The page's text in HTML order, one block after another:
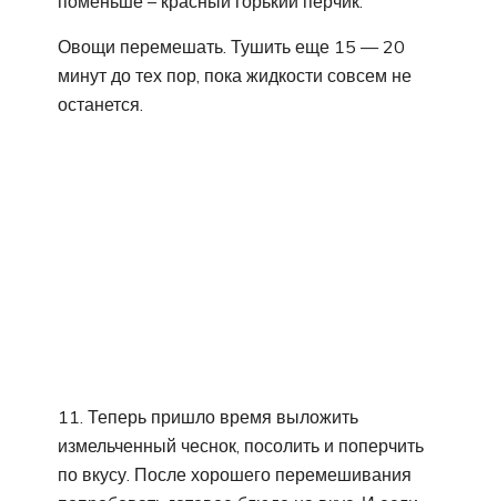
Овощи перемешать. Тушить еще 15 — 20
минут до тех пор, пока жидкости совсем не
останется.
11. Теперь пришло время выложить
измельченный чеснок, посолить и поперчить
по вкусу. После хорошего перемешивания